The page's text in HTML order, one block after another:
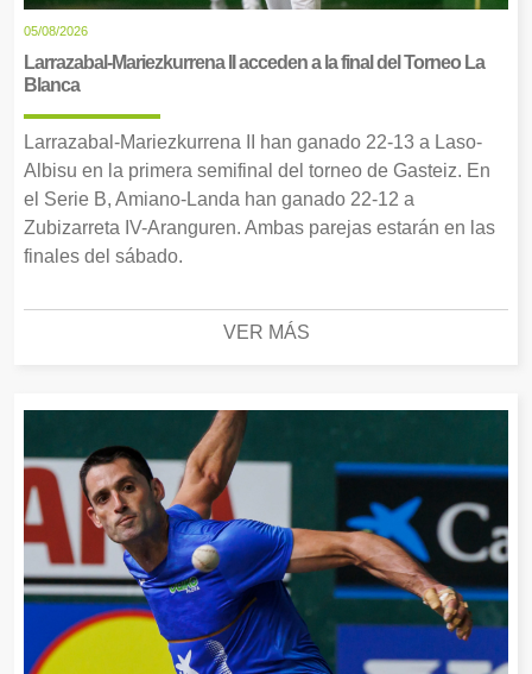
05/08/2026
Larrazabal-Mariezkurrena II acceden a la final del Torneo La
Blanca
Larrazabal-Mariezkurrena II han ganado 22-13 a Laso-
Albisu en la primera semifinal del torneo de Gasteiz. En
el Serie B, Amiano-Landa han ganado 22-12 a
Zubizarreta IV-Aranguren. Ambas parejas estarán en las
finales del sábado.
VER MÁS